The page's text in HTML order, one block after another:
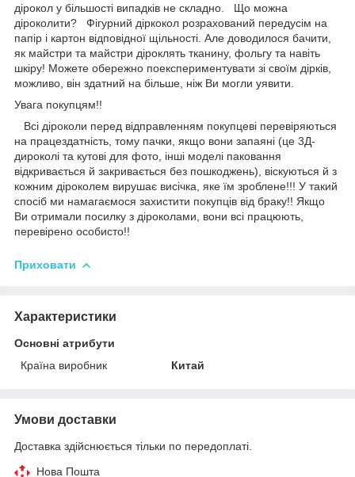
дірокол у більшості випадків не складно. Що можна
діроколити? Фігурний діркокол розрахований передусім на
папір і картон відповідної щільності. Але доводилося бачити,
як майстри та майстри діроклять тканину, фольгу та навіть
шкіру! Можете обережно поекспериментувати зі своїм дірків,
можливо, він здатний на більше, ніж Ви могли уявити.
Увага покупцям!!
Всі діроколи перед відправленням покупцеві перевіряються
на працездатність, тому пачки, якщо вони запаяні (це 3Д-
дироколі та кутові для фото, інші моделі паковання
відкривається й закривається без пошкоджень), віскуються й з
кожним діроколем вирушає висічка, яке їм зроблене!!! У такий
спосіб ми намагаємося захистити покупців від браку!! Якщо
Ви отримали посилку з діроколами, вони всі працюють,
перевірено особисто!!
Приховати
Характеристики
Основні атрибути
Країна виробник
Китай
Умови доставки
Доставка здійснюється тільки по передоплаті.
Нова Пошта